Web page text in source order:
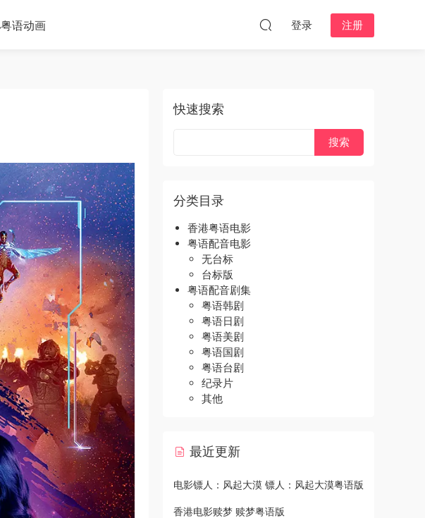
粤语动画 登录 注册
快速搜索
分类目录
香港粤语电影
粤语配音电影
无台标
台标版
粤语配音剧集
粤语韩剧
粤语日剧
粤语美剧
粤语国剧
粤语台剧
纪录片
其他
最近更新
电影镖人：风起大漠 镖人：风起大漠粤语版
香港电影赎梦 赎梦粤语版